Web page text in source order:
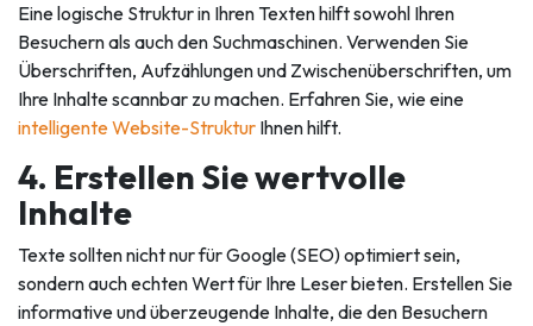
Eine logische Struktur in Ihren Texten hilft sowohl Ihren
Besuchern als auch den Suchmaschinen. Verwenden Sie
Überschriften, Aufzählungen und Zwischenüberschriften, um
Ihre Inhalte scannbar zu machen. Erfahren Sie, wie eine
intelligente Website-Struktur Ihnen hilft.
4. Erstellen Sie wertvolle
Inhalte
Texte sollten nicht nur für Google (SEO) optimiert sein,
sondern auch echten Wert für Ihre Leser bieten. Erstellen Sie
informative und überzeugende Inhalte, die den Besuchern